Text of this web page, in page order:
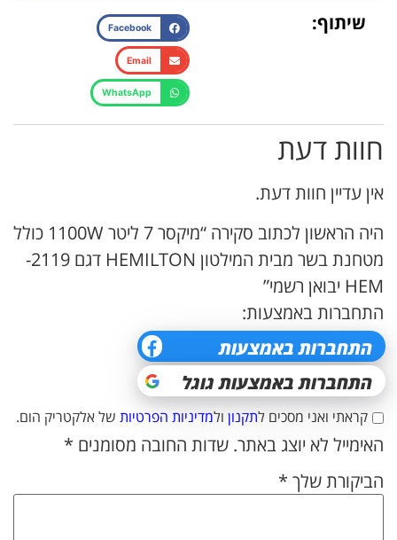
שיתוף:
Facebook
Email
WhatsApp
חוות דעת
אין עדיין חוות דעת.
היה הראשון לכתוב סקירה “מיקסר 7 ליטר 1100W כולל
מטחנת בשר מבית המילטון HEMILTON דגם 2119-
HEM יבואן רשמי”
התחברות באמצעות:
קראתי ואני מסכים לתקנון ולמדיניות הפרטיות של אלקטריק הום.
האימייל לא יוצג באתר. שדות החובה מסומנים *
הביקורת שלך *